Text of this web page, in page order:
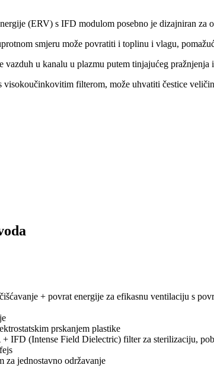
(ERV) s IFD modulom posebno je dizajniran
smjeru može povratiti i toplinu i vlagu,
u kanalu u plazmu putem tinjajućeg pražnjenja
filterom, može uhvatiti čestice
+ povrat energije za efikasnu ventilaciju s
prskanjem plastike
IFD (Intense Field Dielectric) filter za sterilizaciju,
za jednostavno održavanje